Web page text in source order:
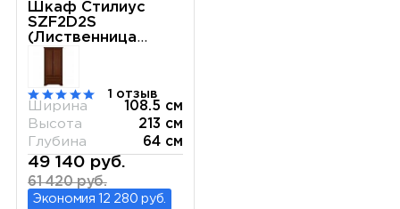
Шкаф Стилиус
SZF2D2S
(Лиственница
сибирская)
1 отзыв
Ширина
108.5 см
Высота
213 см
Глубина
64 см
49 140 руб.
61 420 руб.
Экономия 12 280 руб.